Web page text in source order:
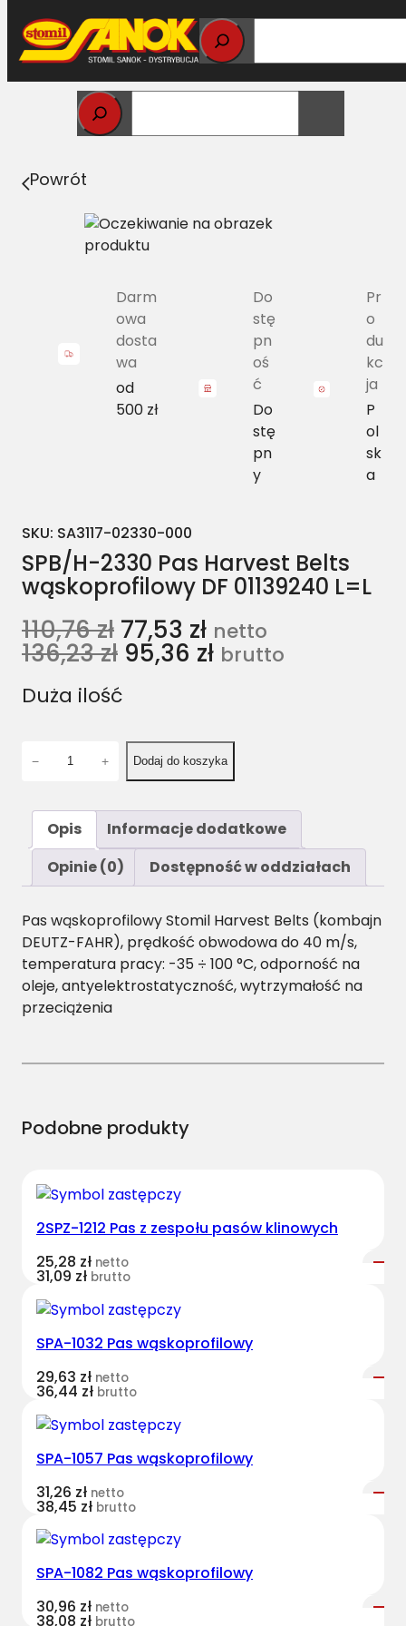
Przejdź
do
treści
Strona główna>
wąskoprofilowy DF 01139240 L=L
Powrót
Darm
owa
dosta
wa
od
500 zł
Do
stę
pn
oś
ć
Do
stę
pn
y
Pr
o
du
kc
ja
P
ol
sk
a
SKU: SA3117-02330-000
SPB/H-2330 Pas Harvest Belts
wąskoprofilowy DF 01139240 L=L
110,76zł 77,53 zł netto
136,23zł 95,36 zł brutto
Duża ilość
P
/
H
-
2
3
s
− + Dodaj do koszyka
Opis
Informacje dodatkowe
Opinie (0)
Dostępność w oddziałach
Pas wąskoprofilowy Stomil Harvest Belts (kombajn
DEUTZ-FAHR), prędkość obwodowa do 40 m/s,
temperatura pracy: -35 ÷ 100 °C, odporność na
oleje, antyelektrostatyczność, wytrzymałość na
przeciążenia
Podobne produkty
2SPZ-1212 Pas z zespołu pasów klinowych
25,28 zł netto
31,09 zł brutto
SPA-1032 Pas wąskoprofilowy
29,63 zł netto
36,44 zł brutto
SPA-1057 Pas wąskoprofilowy
31,26 zł netto
38,45 zł brutto
SPA-1082 Pas wąskoprofilowy
30,96 zł netto
38,08 zł brutto